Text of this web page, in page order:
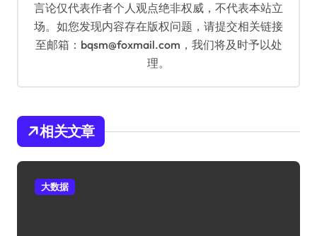
言论仅代表作者个人观点绝非权威，不代表本站立
场。如您发现内容存在版权问题，请提交相关链接
至邮箱：bqsm@foxmail.com，我们将及时予以处
理。
相关文章
大数据